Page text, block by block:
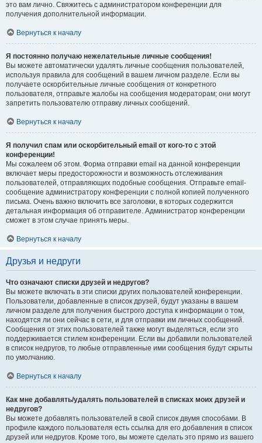
это вам лично. Свяжитесь с администратором конференции для
получения дополнительной информации.
Вернуться к началу
Я постоянно получаю нежелательные личные сообщения!
Вы можете автоматически удалять личные сообщения пользователей,
используя правила для сообщений в вашем личном разделе. Если вы
получаете оскорбительные личные сообщения от конкретного
пользователя, отправьте жалобы на сообщения модераторам; они могут
запретить пользователю отправку личных сообщений.
Вернуться к началу
Я получил спам или оскорбительный email от кого-то с этой
конференции!
Мы сожалеем об этом. Форма отправки email на данной конференции
включает меры предосторожности и возможность отслеживания
пользователей, отправляющих подобные сообщения. Отправьте email-
сообщение администратору конференции с полной копией полученного
письма. Очень важно включить все заголовки, в которых содержится
детальная информация об отправителе. Администратор конференции
сможет в этом случае принять меры.
Вернуться к началу
Друзья и недруги
Что означают списки друзей и недругов?
Вы можете включать в эти списки других пользователей конференции.
Пользователи, добавленные в список друзей, будут указаны в вашем
личном разделе для получения быстрого доступа к информации о том,
находятся ли они сейчас в сети, и для отправки им личных сообщений.
Сообщения от этих пользователей также могут выделяться, если это
поддерживается стилем конференции. Если вы добавили пользователей
в список недругов, то любые отправленные ими сообщения будут скрыты
по умолчанию.
Вернуться к началу
Как мне добавлять/удалять пользователей в списках моих друзей и
недругов?
Вы можете добавлять пользователей в свой список двумя способами. В
профиле каждого пользователя есть ссылка для его добавления в список
друзей или недругов. Кроме того, вы можете сделать это прямо из вашего